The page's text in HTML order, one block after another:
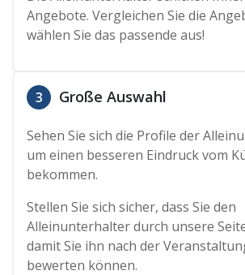
Angebote. Vergleichen Sie die
wählen Sie das passende aus!
3 Große Auswahl
Sehen Sie sich die Profile der
um einen besseren Eindruck vom
bekommen.
Stellen Sie sich sicher, dass Sie den
Alleinunterhalter durch unsere
damit Sie ihn nach der
bewerten können.